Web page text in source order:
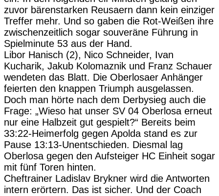
zuvor bärenstarken Reusaern dann kein einziger
Treffer mehr. Und so gaben die Rot-Weißen ihre
zwischenzeitlich sogar souveräne Führung in
Spielminute 53 aus der Hand.
Libor Hanisch (2), Nico Schneider, Ivan
Kucharik, Jakub Kolomaznik und Franz Schauer
wendeten das Blatt. Die Oberlosaer Anhänger
feierten den knappen Triumph ausgelassen.
Doch man hörte nach dem Derbysieg auch die
Frage: „Wieso hat unser SV 04 Oberlosa erneut
nur eine Halbzeit gut gespielt?“ Bereits beim
33:22-Heimerfolg gegen Apolda stand es zur
Pause 13:13-Unentschieden. Diesmal lag
Oberlosa gegen den Aufsteiger HC Einheit sogar
mit fünf Toren hinten.
Cheftrainer Ladislav Brykner wird die Antworten
intern erörtern. Das ist sicher. Und der Coach